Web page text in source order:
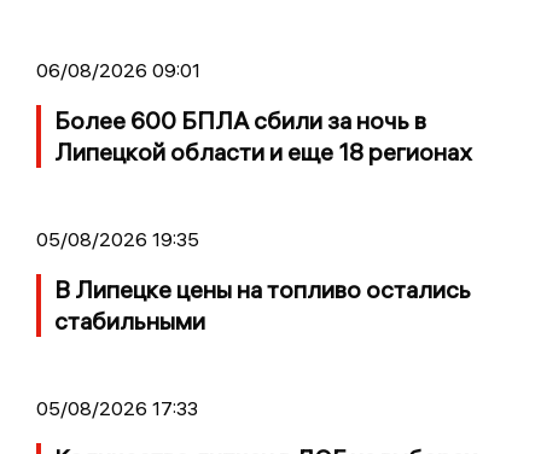
06/08/2026 09:01
Более 600 БПЛА сбили за ночь в
Липецкой области и еще 18 регионах
05/08/2026 19:35
В Липецке цены на топливо остались
стабильными
05/08/2026 17:33